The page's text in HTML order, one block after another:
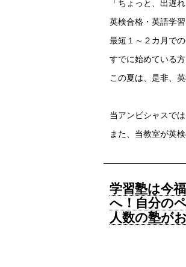
「ちょっと、出遅
英検合格・英語学
最短１～２カ月での
すでに始めている
この夏は、是非、
当アンビシャスで
また、当教室が英
学習塾は今
へ！自分の
人数の塾が